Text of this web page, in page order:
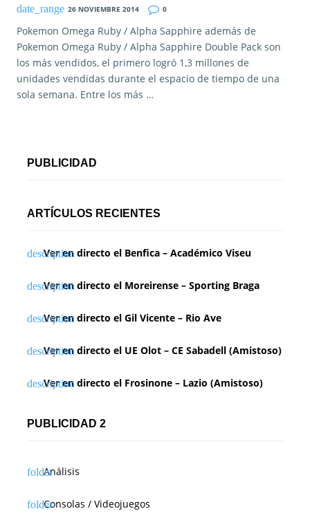
26 NOVIEMBRE 2014
0
Pokemon Omega Ruby / Alpha Sapphire además de
Pokemon Omega Ruby / Alpha Sapphire Double Pack son
los más vendidos, el primero logró 1,3 millones de
unidades vendidas durante el espacio de tiempo de una
sola semana. Entre los más …
PUBLICIDAD
ARTÍCULOS RECIENTES
Ver en directo el Benfica – Académico Viseu
Ver en directo el Moreirense – Sporting Braga
Ver en directo el Gil Vicente – Rio Ave
Ver en directo el UE Olot – CE Sabadell (Amistoso)
Ver en directo el Frosinone – Lazio (Amistoso)
PUBLICIDAD 2
Análisis
Consolas / Videojuegos